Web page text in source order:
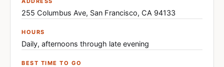
255 Columbus Ave, San Francisco, CA 94133
HOURS
Daily, afternoons through late evening
BEST TIME TO GO